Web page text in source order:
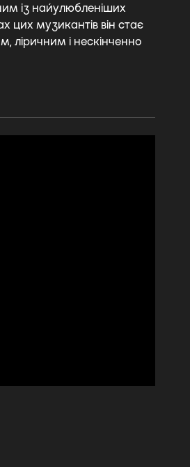
із найулюбленіших
цих музикантів він стає
ліричним і нескінченно